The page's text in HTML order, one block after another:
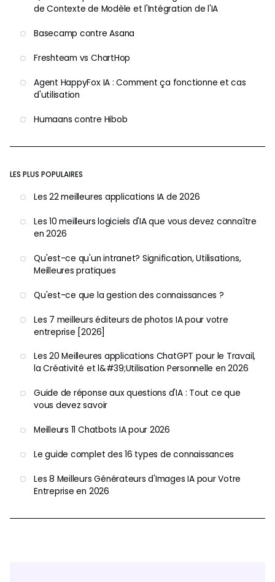
de Contexte de Modèle et l'Intégration de l'IA
Basecamp contre Asana
Freshteam vs ChartHop
Agent HappyFox IA : Comment ça fonctionne et cas
d'utilisation
Humaans contre Hibob
LES PLUS POPULAIRES
Les 22 meilleures applications IA de 2026
Les 10 meilleurs logiciels d'IA que vous devez connaître
en 2026
Qu'est-ce qu'un intranet? Signification, Utilisations,
Meilleures pratiques
Qu'est-ce que la gestion des connaissances ?
Les 7 meilleurs éditeurs de photos IA pour votre
entreprise [2026]
Les 20 Meilleures applications ChatGPT pour le Travail,
la Créativité et l&#39;Utilisation Personnelle en 2026
Guide de réponse aux questions d'IA : Tout ce que
vous devez savoir
Meilleurs 11 Chatbots IA pour 2026
Le guide complet des 16 types de connaissances
Les 8 Meilleurs Générateurs d'Images IA pour Votre
Entreprise en 2026